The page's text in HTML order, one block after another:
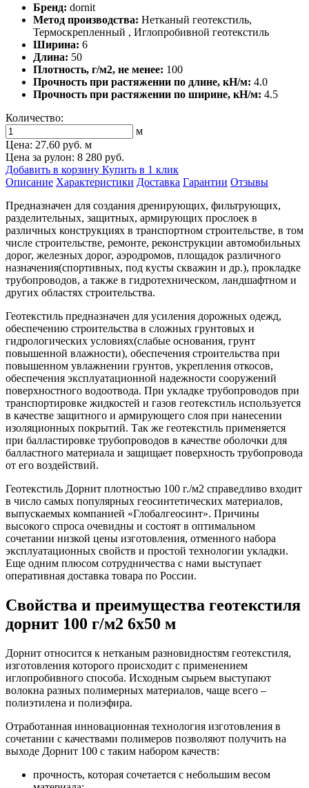
Бренд: dornit
Метод производства: Нетканый геотекстиль,
Термоскрепленный , Иглопробивной геотекстиль
Ширина: 6
Длина: 50
Плотность, г/м2, не менее: 100
Прочность при растяжении по длине, кН/м: 4.0
Прочность при растяжении по ширине, кН/м: 4.5
Количество:
м
Цена: 27.60 руб. м
Цена за рулон: 8 280 руб.
Добавить в корзину Купить в 1 клик
Описание Характеристики Доставка Гарантии Отзывы
Предназначен для создания дренирующих, фильтрующих,
разделительных, защитных, армирующих прослоек в
различных конструкциях в транспортном строительстве, в том
числе строительстве, ремонте, реконструкции автомобильных
дорог, железных дорог, аэродромов, площадок различного
назначения(спортивных, под кусты скважин и др.), прокладке
трубопроводов, а также в гидротехническом, ландшафтном и
других областях строительства.
Геотекстиль предназначен для усиления дорожных одежд,
обеспечению строительства в сложных грунтовых и
гидрологических условиях(слабые основания, грунт
повышенной влажности), обеспечения строительства при
повышенном увлажнении грунтов, укрепления откосов,
обеспечения эксплуатационной надежности сооружений
поверхностного водоотвода. При укладке трубопроводов при
транспортировке жидкостей и газов геотекстиль используется
в качестве защитного и армирующего слоя при нанесении
изоляционных покрытий. Так же геотекстиль применяется
при балластировке трубопроводов в качестве оболочки для
балластного материала и защищает поверхность трубопровода
от его воздействий.
Геотекстиль Дорнит плотностью 100 г./м2 справедливо входит
в число самых популярных геосинтетических материалов,
выпускаемых компанией «Глобалгеосинт». Причины
высокого спроса очевидны и состоят в оптимальном
сочетании низкой цены изготовления, отменного набора
эксплуатационных свойств и простой технологии укладки.
Еще одним плюсом сотрудничества с нами выступает
оперативная доставка товара по России.
Свойства и преимущества геотекстиля
дорнит 100 г/м2 6x50 м
Дорнит относится к нетканым разновидностям геотекстиля,
изготовления которого происходит с применением
иглопробивного способа. Исходным сырьем выступают
волокна разных полимерных материалов, чаще всего –
полиэтилена и полиэфира.
Отработанная инновационная технология изготовления в
сочетании с качествами полимеров позволяют получить на
выходе Дорнит 100 с таким набором качеств:
прочность, которая сочетается с небольшим весом